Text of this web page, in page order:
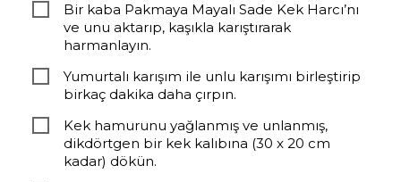
Bir kaba Pakmaya Mayalı Sade Kek Harcı’nı
ve unu aktarıp, kaşıkla karıştırarak
harmanlayın.
Yumurtalı karışım ile unlu karışımı birleştirip
birkaç dakika daha çırpın.
Kek hamurunu yağlanmış ve unlanmış,
dikdörtgen bir kek kalıbına (30 x 20 cm
kadar) dökün.